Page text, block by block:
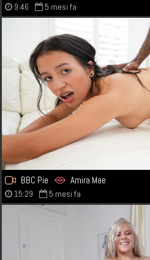
9:46 5 mesi fa
BBC Pie Amira Mae
15:29 5 mesi fa